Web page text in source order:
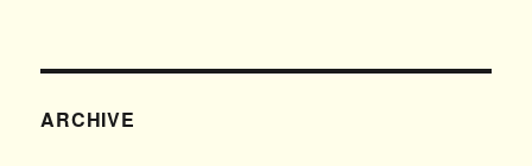
ARCHIVE